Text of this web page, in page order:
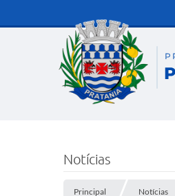
Notícias
Principal Notícias